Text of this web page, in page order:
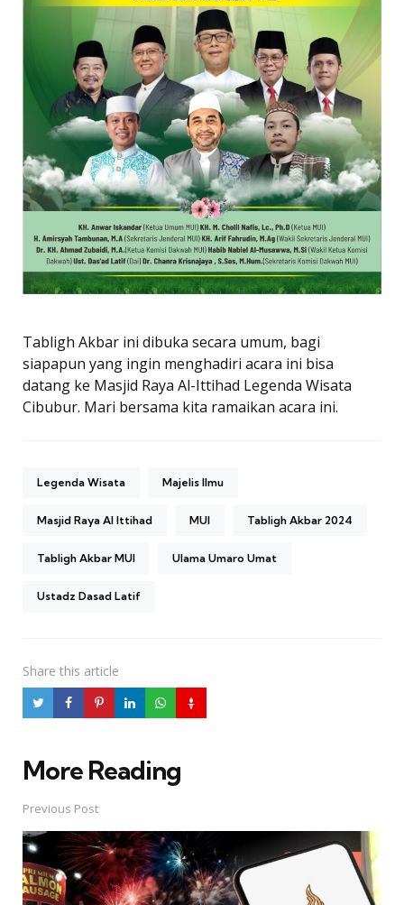
Tabligh Akbar ini dibuka secara umum, bagi
siapapun yang ingin menghadiri acara ini bisa
datang ke Masjid Raya Al-Ittihad Legenda Wisata
Cibubur. Mari bersama kita ramaikan acara ini.
Legenda Wisata Majelis Ilmu
Masjid Raya Al Ittihad MUI Tabligh Akbar 2024
Tabligh Akbar MUI Ulama Umaro Umat
Ustadz Dasad Latif
Share this article
More Reading
Post
navigation
Previous Post